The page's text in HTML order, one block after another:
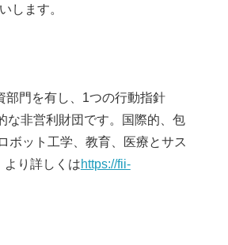
します。
部門を有し、1つの行動指針
な非営利財団です。国際的、包
ボット工学、教育、医療とサス
より詳しくはhttps://fii-